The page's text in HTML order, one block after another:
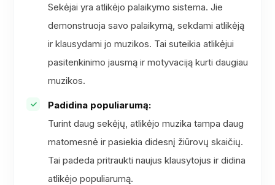
Sekėjai yra atlikėjo palaikymo sistema. Jie
demonstruoja savo palaikymą, sekdami atlikėją
ir klausydami jo muzikos. Tai suteikia atlikėjui
pasitenkinimo jausmą ir motyvaciją kurti daugiau
muzikos.
Padidina populiarumą:
Turint daug sekėjų, atlikėjo muzika tampa daug
matomesnė ir pasiekia didesnį žiūrovų skaičių.
Tai padeda pritraukti naujus klausytojus ir didina
atlikėjo populiarumą.